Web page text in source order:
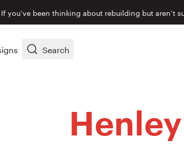
If you’ve been thinking about rebuilding but aren’t
Search